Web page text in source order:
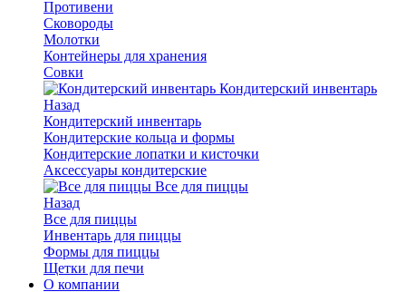
Противени
Сковороды
Молотки
Контейнеры для хранения
Совки
Кондитерский инвентарь
Назад
Кондитерский инвентарь
Кондитерские кольца и формы
Кондитерские лопатки и кисточки
Аксессуары кондитерские
Все для пиццы
Назад
Все для пиццы
Инвентарь для пиццы
Формы для пиццы
Щетки для печи
О компании